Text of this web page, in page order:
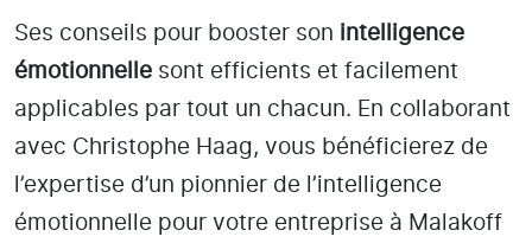
Ses conseils pour booster son intelligence
émotionnelle sont efficients et facilement
applicables par tout un chacun. En collaborant
avec Christophe Haag, vous bénéficierez de
l’expertise d’un pionnier de l’intelligence
émotionnelle pour votre entreprise à Malakoff